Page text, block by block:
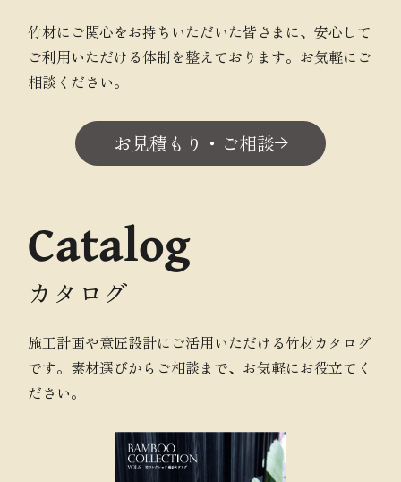
竹材にご関心をお持ちいただいた皆さまに、安心して
ご利用いただける体制を整えております。お気軽にご
相談ください。
お見積もり・ご相談
Catalog
カタログ
施工計画や意匠設計にご活用いただける竹材カタログ
です。素材選びからご相談まで、お気軽にお役立てく
ださい。